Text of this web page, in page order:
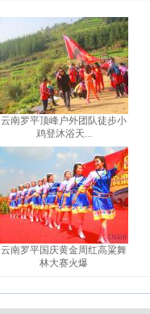
云南罗平顶峰户外团队徒步小
鸡登沐浴天...
云南罗平国庆黄金周红高粱舞
林大赛火爆